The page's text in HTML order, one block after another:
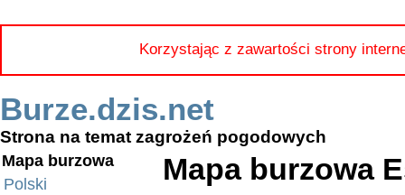
Korzystając z zawartości strony
Burze.dzis.net
Strona na temat zagrożeń pogodowych
Mapa burzowa
Polski
Mapa burzowa